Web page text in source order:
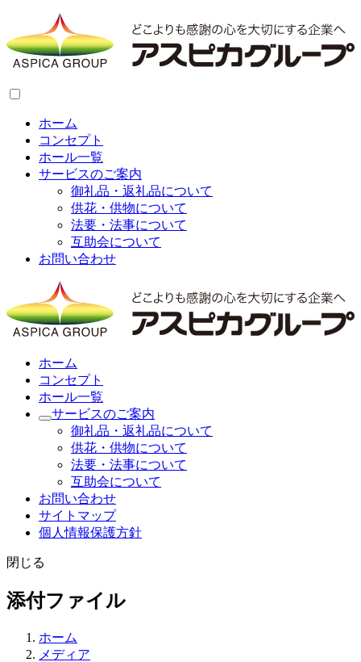
ホーム
コンセプト
ホール一覧
サービスのご案内
御礼品・返礼品について
供花・供物について
法要・法事について
互助会について
お問い合わせ
ホーム
コンセプト
ホール一覧
サービスのご案内
御礼品・返礼品について
供花・供物について
法要・法事について
互助会について
お問い合わせ
サイトマップ
個人情報保護方針
閉じる
添付ファイル
ホーム
メディア